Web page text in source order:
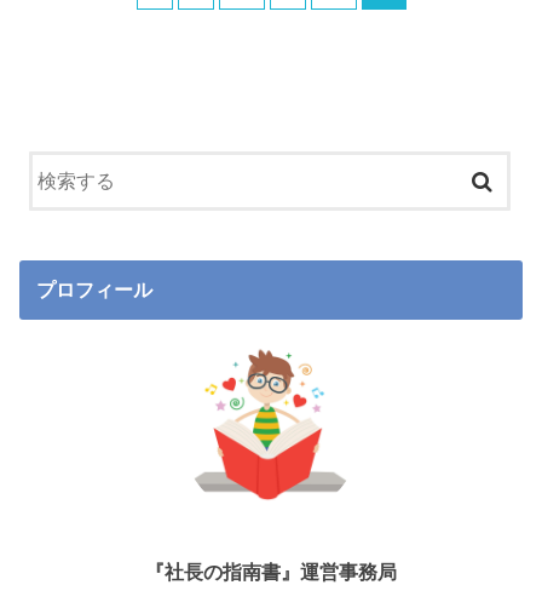
プロフィール
『社長の指南書』運営事務局